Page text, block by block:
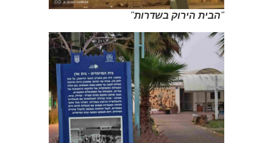
"הבית הירוק בשדרות"